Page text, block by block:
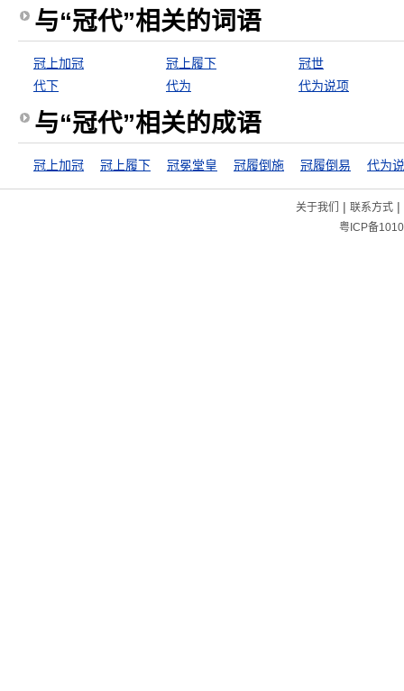
与“冠代”相关的词语
冠上加冠 冠上履下
冠世
代下
代为 代为说项
与“冠代”相关的成语
冠上加冠 冠上履下 冠冕堂皇 冠履倒施 冠履倒易 代为
关于我们 | 联系方式|
粤ICP备